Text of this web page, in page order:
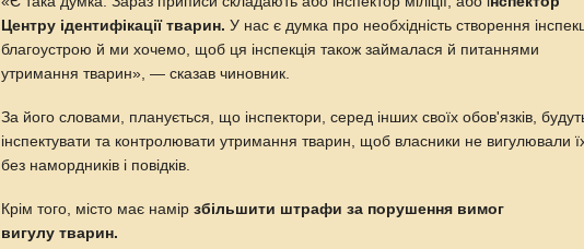
Центру ідентифікації тварин. У нас є думка про необхідність створення
благоустрою й ми хочемо, щоб ця інспекція також займалася й питаннями
утримання тварин», — сказав чиновник.
За його словами, планується, що інспектори, серед інших своїх обов'язків,
інспектувати та контролювати утримання тварин, щоб власники не вигулювали
без намордників і повідків.
Крім того, місто має намірзбільшити штрафи за порушення вимог
вигулу тварин.